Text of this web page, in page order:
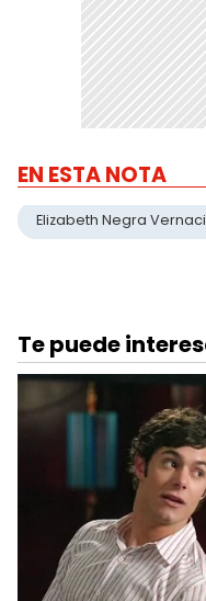
EN ESTA NOTA
Elizabeth Negra Vernaci